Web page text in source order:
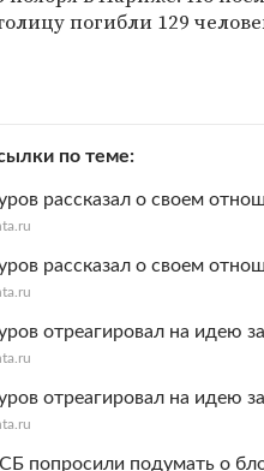
погибли 129
по теме
рассказал о своем
рассказал о своем
отреагировал на идею
отреагировал на идею
попросили подумать о